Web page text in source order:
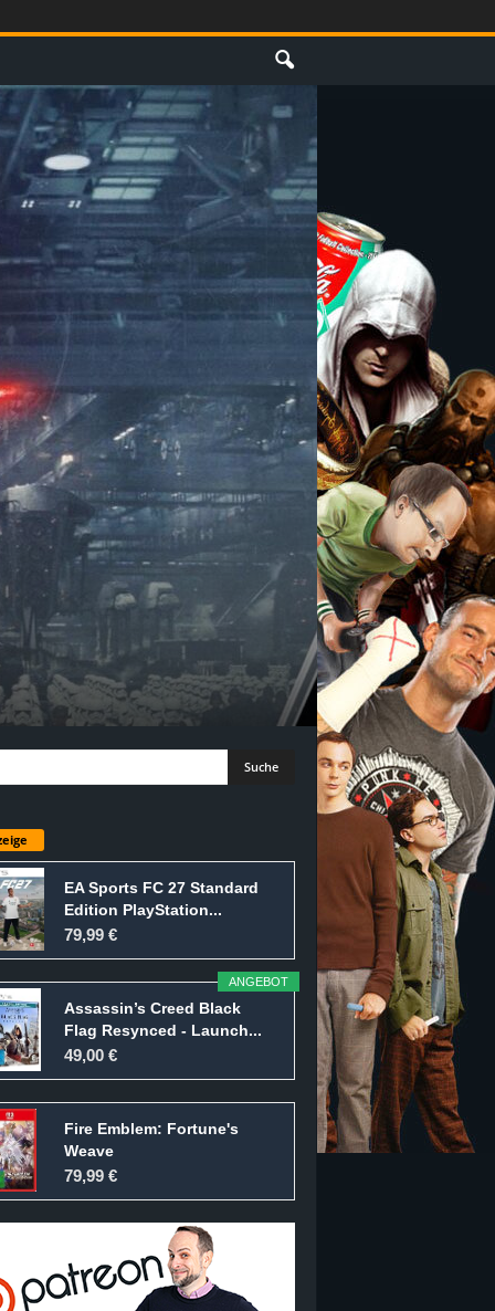
EA Sports FC 27 Standard
Edition PlayStation...
79,99 €
ANGEBOT
Assassin’s Creed Black
Flag Resynced - Launch...
49,00 €
Fire Emblem: Fortune's
Weave
79,99 €